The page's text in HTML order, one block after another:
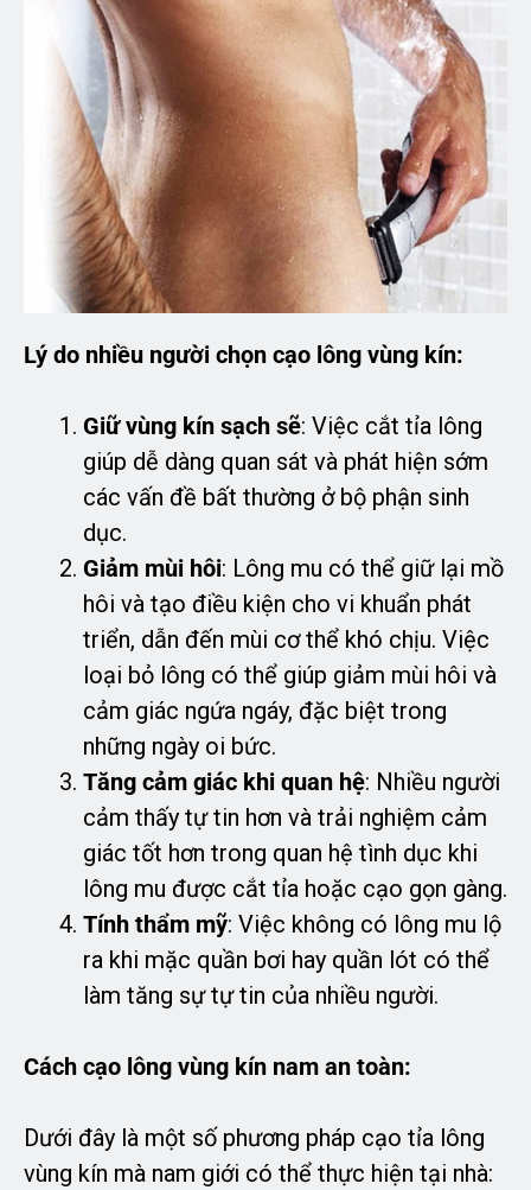
Lý do nhiều người chọn cạo lông vùng kín:
Giữ vùng kín sạch sẽ: Việc cắt tỉa lông
giúp dễ dàng quan sát và phát hiện sớm
các vấn đề bất thường ở bộ phận sinh
dục.
Giảm mùi hôi: Lông mu có thể giữ lại mồ
hôi và tạo điều kiện cho vi khuẩn phát
triển, dẫn đến mùi cơ thể khó chịu. Việc
loại bỏ lông có thể giúp giảm mùi hôi và
cảm giác ngứa ngáy, đặc biệt trong
những ngày oi bức.
Tăng cảm giác khi quan hệ: Nhiều người
cảm thấy tự tin hơn và trải nghiệm cảm
giác tốt hơn trong quan hệ tình dục khi
lông mu được cắt tỉa hoặc cạo gọn gàng.
Tính thẩm mỹ: Việc không có lông mu lộ
ra khi mặc quần bơi hay quần lót có thể
làm tăng sự tự tin của nhiều người.
Cách cạo lông vùng kín nam an toàn:
Dưới đây là một số phương pháp cạo tỉa lông
vùng kín mà nam giới có thể thực hiện tại nhà: